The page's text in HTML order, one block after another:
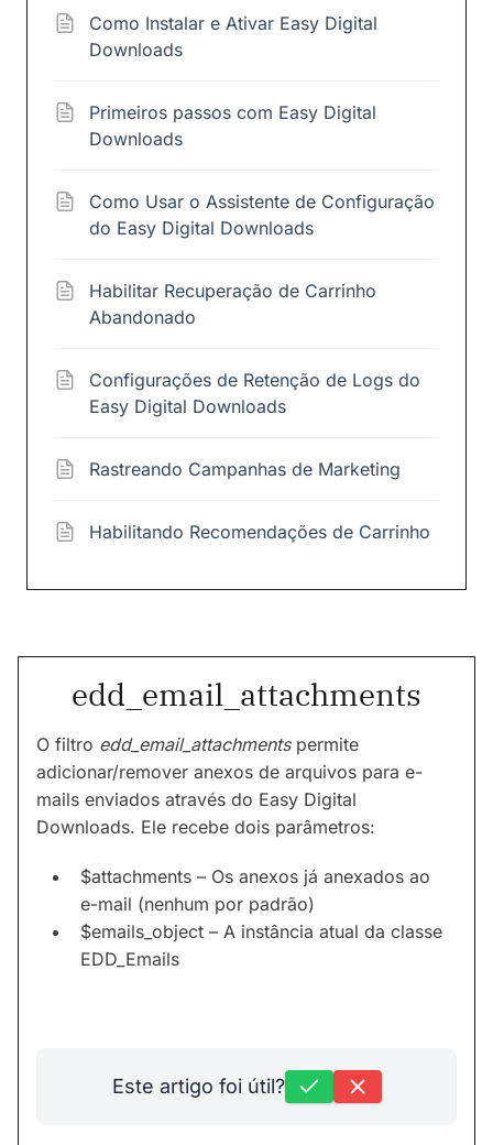
Como Instalar e Ativar Easy Digital
Downloads
Primeiros passos com Easy Digital
Downloads
Como Usar o Assistente de Configuração
do Easy Digital Downloads
Habilitar Recuperação de Carrinho
Abandonado
Configurações de Retenção de Logs do
Easy Digital Downloads
Rastreando Campanhas de Marketing
Habilitando Recomendações de Carrinho
edd_email_attachments
O filtro edd_email_attachments permite
adicionar/remover anexos de arquivos para e-
mails enviados através do Easy Digital
Downloads. Ele recebe dois parâmetros:
$attachments – Os anexos já anexados ao
e-mail (nenhum por padrão)
$emails_object – A instância atual da classe
EDD_Emails
Este artigo foi útil?